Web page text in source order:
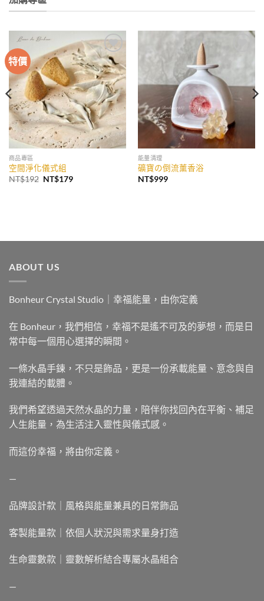
特價
加入
收藏
商品專區
空間淨化儀式組
NT$192 原
NT$179目
收藏
能量清理
礦寶の倒流薰香浴
NT$999
ABOUT US
Bonheur Crystal Studio｜幸福能量，由你定義
在 Bonheur，我們相信，幸福不是遙不可及的夢想，而是日
常中每一個用心選擇的瞬間。
一條水晶手鍊，不只是飾品，更是一份承載能量、意念與自
我連結的載體。
我們希望透過天然水晶的力量，陪伴你找回內在平衡、補足
人生能量，為生活注入靈性與儀式感。
而這份幸福，將由你定義。
—
品牌設計款｜風格與能量兼具的日常飾品
客製能量款｜依個人狀況與需求量身打造
生命靈數款｜靈數解析結合專屬水晶組合
—